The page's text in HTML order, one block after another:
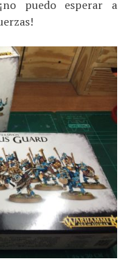
puedo esperar a